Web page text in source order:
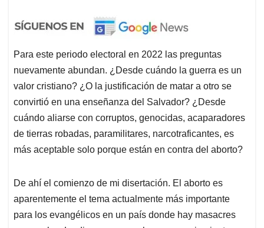
Para este periodo electoral en 2022 las preguntas
nuevamente abundan. ¿Desde cuándo la guerra es un
valor cristiano? ¿O la justificación de matar a otro se
convirtió en una enseñanza del Salvador? ¿Desde
cuándo aliarse con corruptos, genocidas, acaparadores
de tierras robadas, paramilitares, narcotraficantes, es
más aceptable solo porque están en contra del aborto?
De ahí el comienzo de mi disertación. El aborto es
aparentemente el tema actualmente más importante
para los evangélicos en un país donde hay masacres